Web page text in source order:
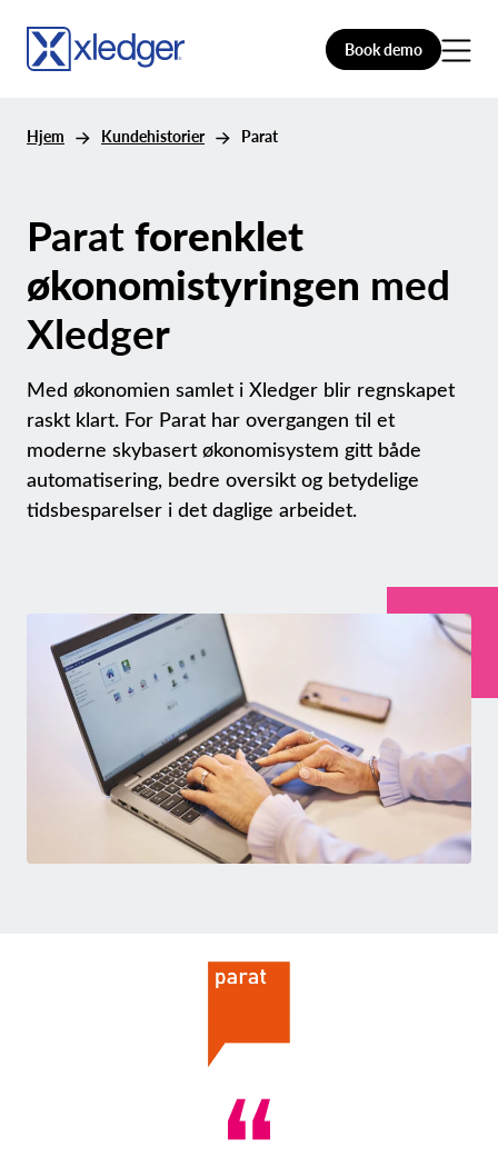
Book demo
Hjem Kundehistorier Parat
Paratforenklet
økonomistyringen med
Xledger
Med økonomien samlet i Xledger blir regnskapet
raskt klart. For Parat har overgangen til et
moderne skybasert økonomisystem gitt både
automatisering, bedre oversikt og betydelige
tidsbesparelser i det daglige arbeidet.